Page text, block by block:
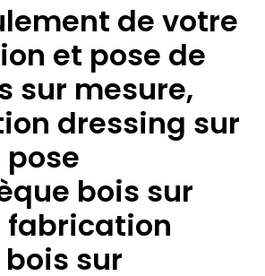
de votre
et pose de
sur mesure,
dressing sur
pose
bois sur
fabrication
sur